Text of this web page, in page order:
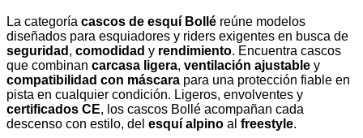
La categoría cascos de esquí Bollé reúne modelos
diseñados para esquiadores y riders exigentes en busca de
seguridad , comodidad y rendimiento. Encuentra cascos
que combinan carcasa ligera, ventilación ajustable y
compatibilidad con máscara para una protección fiable en
pista en cualquier condición. Ligeros, envolventes y
certificados CE, los cascos Bollé acompañan cada
descenso con estilo, del esquí alpino al freestyle.